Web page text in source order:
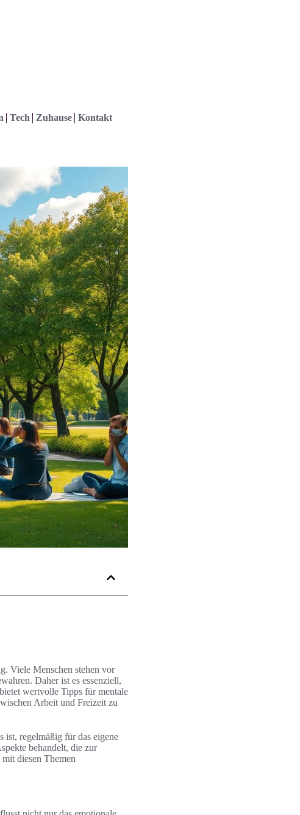
Tech Zuhause Kontakt
Viele Menschen stehen vor
Daher ist es essenziell,
wertvolle Tipps für mentale
Arbeit und Freizeit zu
ist, regelmäßig für das eigene
behandelt, die zur
diesen Themen